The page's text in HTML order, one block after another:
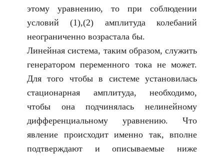
этому уравнению, то при соблюдении
условий (1),(2) амплитуда колебаний
неограниченно возрастала бы.
Линейная система, таким образом, служить
генератором переменного тока не может.
Для того чтобы в системе установилась
стационарная амплитуда, необходимо,
чтобы она подчинялась нелинейному
дифференциальному уравнению. Что
явление происходит именно так, вполне
подтверждают и описываемые ниже